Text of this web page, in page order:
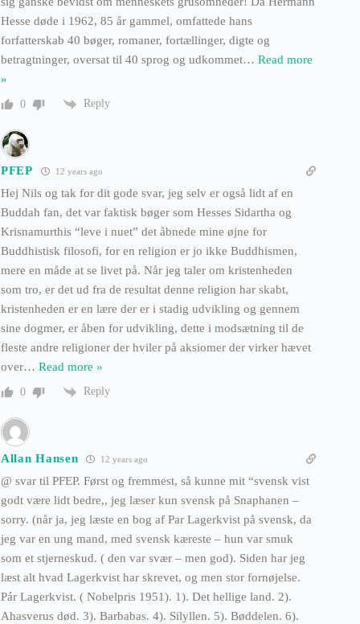
Hesse døde i 1962, 85 år gammel, omfattede hans
forfatterskab 40 bøger, romaner, fortællinger, digte og
betragtninger, oversat til 40 sprog og udkommet… Read more
»
0 Reply
PFEP 12 years ago
Hej Nils og tak for dit gode svar, jeg selv er også lidt af en
Buddah fan, det var faktisk bøger som Hesses Sidartha og
Krisnamurthis “leve i nuet” det åbnede mine øjne for
Buddhistisk filosofi, for en religion er jo ikke Buddhismen,
mere en måde at se livet på. Når jeg taler om kristenheden
som tro, er det ud fra de resultat denne religion har skabt,
kristenheden er en lære der er i stadig udvikling og gennem
sine dogmer, er åben for udvikling, dette i modsætning til de
fleste andre religioner der hviler på aksiomer der virker hævet
over… Read more »
0 Reply
Allan Hansen 12 years ago
@ svar til PFEP. Først og fremmest, så kunne mit “svensk vist
godt være lidt bedre,, jeg læser kun svensk på Snaphanen –
sorry. (når ja, jeg læste en bog af Par Lagerkvist på svensk, da
jeg var en ung mand, med svensk kæreste – hun var smuk
som et stjerneskud. ( den var svær – men god). Siden har jeg
læst alt hvad Lagerkvist har skrevet, og men stor fornøjelse.
Pár Lagerkvist. ( Nobelpris 1951). 1). Det hellige land. 2).
Ahasverus død. 3). Barbabas. 4). Silyllen. 5). Bøddelen. 6).